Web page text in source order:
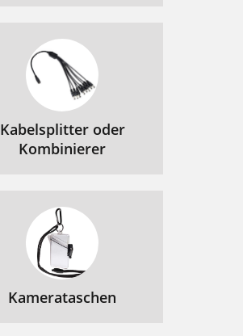
Kabelsplitter oder
Kombinierer
Kamerataschen